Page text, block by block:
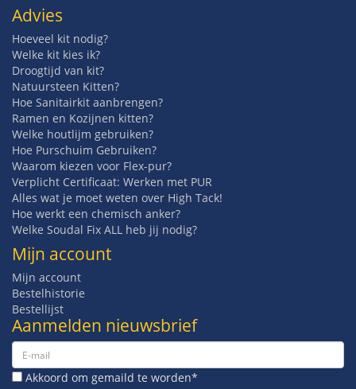
Advies
Hoeveel kit nodig?
Welke kit kies ik?
Droogtijd van kit?
Natuursteen Kitten?
Hoe Sanitairkit aanbrengen?
Ramen en Kozijnen kitten?
Welke houtlijm gebruiken?
Hoe Purschuim Gebruiken?
Waarom kiezen voor Flex-pur?
Verplicht Certificaat: Werken met PUR
Alles wat je moet weten over High Tack!
Hoe werkt een chemisch anker?
Welke Soudal Fix ALL heb jij nodig?
Mijn account
Mijn account
Bestelhistorie
Bestellijst
Aanmelden nieuwsbrief
Akkoord om gemaild te worden*